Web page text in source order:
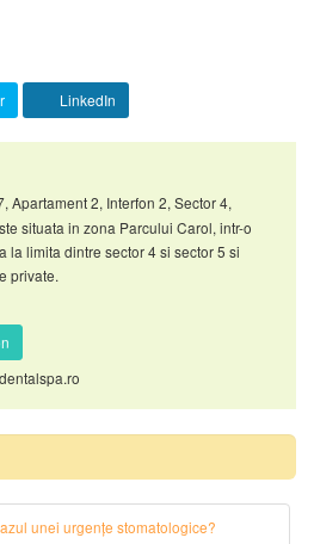
LinkedIn
Apartament 2, Interfon 2, Sector 4,
situata in zona Parcului Carol, intr-o
la limita dintre sector 4 si sector 5 si
private.
unei urgențe stomatologice?